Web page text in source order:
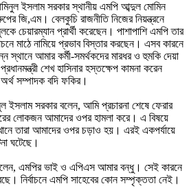
ইসলাম সরকার স্থানীয় এমপি আব্দুল মোমিন
জি,এম। বেলকুচি রাজনীতি নিজের নিয়ন্ত্রনে
চেয়ারম্যান প্রার্থী করেছেন। পাশাপাশি এমপি তার
মাঠে নামিয়ে প্রভাব বিস্তার করছেন। এসব কারনে
স্থানে আমার কর্মী-সমর্থকদের মারধর ও হুমকি দেয়া
শেখ হাসিনার হস্তক্ষেপ কামনা করেন
সম্পাদক বদি ফকির।
ইসলাম সরকার বলেন, আমি প্রচারনা শেষে ফেরার
লোকজন আমাদের ওপর হামলা করে। এ বিষয়ে
তারা আমাদের ওপর চড়াও হয়। এরই একপর্যায়ে
ঘটেছে।
এমপির ভাই ও এপিএস আমার বন্ধু। সেই কারনে
নির্বাচনে এমপি সাহেবের কোন সম্পৃক্ততা নেই।